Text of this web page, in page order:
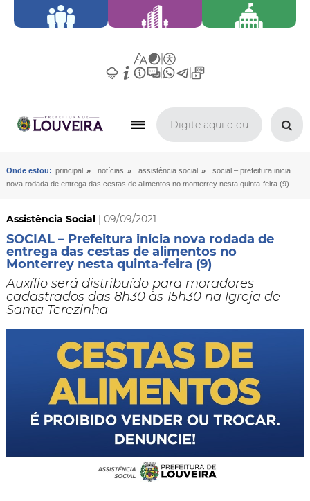
Onde estou: principal » notícias » assistência social »
social – prefeitura inicia
nova rodada de entrega das cestas de alimentos no monterrey nesta quinta-feira (9)
Assistência Social| 09/09/2021
SOCIAL – Prefeitura inicia nova rodada de
entrega das cestas de alimentos no
Monterrey nesta quinta-feira (9)
Auxílio será distribuído para moradores
cadastrados das 8h30 às 15h30 na Igreja de
Santa Terezinha